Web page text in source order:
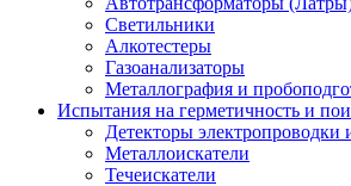
Светильники
Алкотестеры
Газоанализаторы
Металлография и
Испытания на герметичность и
Детекторы электропроводки
Металлоискатели
Течеискатели